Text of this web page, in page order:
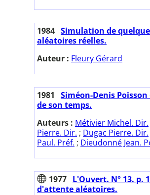
1984 Simulation de
aléatoires réelles.
Auteur : Fleury Gérard
1981
Siméon-Denis
de son temps.
Auteurs : Métivier Michel. Dir.
Pierre. Dir. ; Dugac Pierre. Dir.
Paul. Préf. ; Dieudonné Jean.
1977 L'Ouvert. N° 13. p.
d'attente aléatoires.